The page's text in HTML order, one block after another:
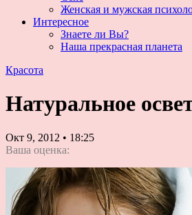
Женская и мужская
Интересное
Знаете ли Вы?
Наша прекрасная планета
Красота
Натуральное
Окт 9, 2012 • 18:25
Ваша оценка: